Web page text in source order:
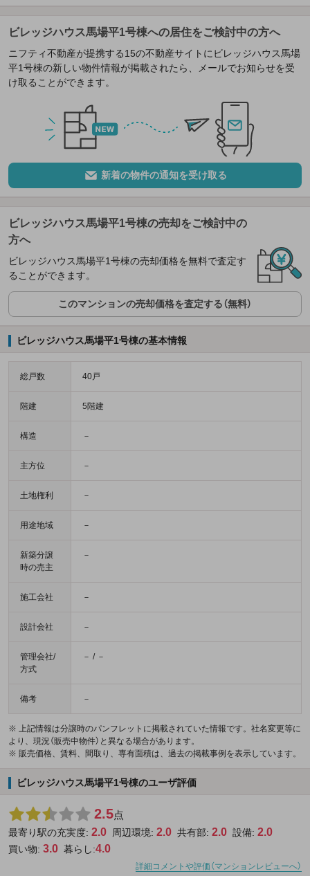
ビレッジハウス馬場平1号棟への居住をご検討中の方へ
ニフティ不動産が提携する15の不動産サイトにビレッジハウス馬場
平1号棟の新しい物件情報が掲載されたら、メールでお知らせを受
け取ることができます。
新着の物件の通知を受け取る
ビレッジハウス馬場平1号棟の売却をご検討中の
方へ
ビレッジハウス馬場平1号棟の売却価格を無料で査定す
ることができます。
このマンションの売却価格を査定する（無料）
ビレッジハウス馬場平1号棟の基本情報
総戸数 40戸
階建 5階建
構造 －
主方位 －
土地権利 －
用途地域 －
新築分譲
時の売主
－
施工会社 －
設計会社 －
管理会社/
方式
－ / －
備考 －
※ 上記情報は分譲時のパンフレットに掲載されていた情報です。社名変更等に
より、現況（販売中物件）と異なる場合があります。
※ 販売価格、賃料、間取り、専有面積は、過去の掲載事例を表示しています。
ビレッジハウス馬場平1号棟のユーザ評価
2.5点
最寄り駅の充実度: 2.0 周辺環境: 2.0 共有部: 2.0 設備: 2.0
買い物: 3.0 暮らし:4.0
詳細コメントや評価（マンションレビューへ）